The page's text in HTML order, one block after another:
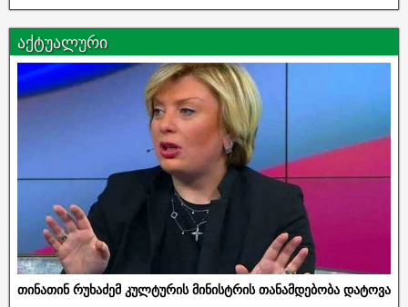
აქტუალური
თინათინ რუხაძემ კულტურის მინისტრის თანამდებობა დატოვა